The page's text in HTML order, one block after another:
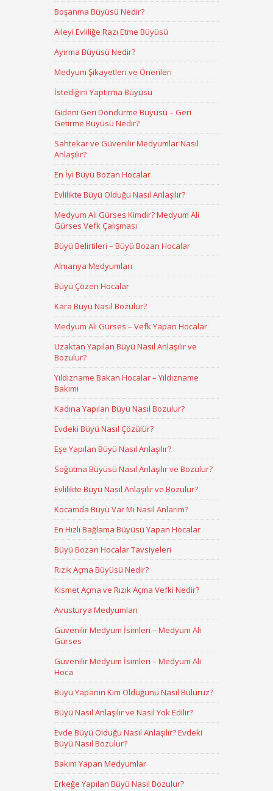
Boşanma Büyüsü Nedir?
Aileyi Evliliğe Razı Etme Büyüsü
Ayırma Büyüsü Nedir?
Medyum Şikayetleri ve Önerileri
İstediğini Yaptırma Büyüsü
Gideni Geri Döndürme Büyüsü – Geri
Getirme Büyüsü Nedir?
Sahtekar ve Güvenilir Medyumlar Nasıl
Anlaşılır?
En İyi Büyü Bozan Hocalar
Evlilikte Büyü Olduğu Nasıl Anlaşılır?
Medyum Ali Gürses Kimdir? Medyum Ali
Gürses Vefk Çalışması
Büyü Belirtileri – Büyü Bozan Hocalar
Almanya Medyumları
Büyü Çözen Hocalar
Kara Büyü Nasıl Bozulur?
Medyum Ali Gürses – Vefk Yapan Hocalar
Uzaktan Yapılan Büyü Nasıl Anlaşılır ve
Bozulur?
Yıldızname Bakan Hocalar – Yıldızname
Bakımı
Kadına Yapılan Büyü Nasıl Bozulur?
Evdeki Büyü Nasıl Çözülür?
Eşe Yapılan Büyü Nasıl Anlaşılır?
Soğutma Büyüsü Nasıl Anlaşılır ve Bozulur?
Evlilikte Büyü Nasıl Anlaşılır ve Bozulur?
Kocamda Büyü Var Mı Nasıl Anlarım?
En Hızlı Bağlama Büyüsü Yapan Hocalar
Büyü Bozan Hocalar Tavsiyeleri
Rızık Açma Büyüsü Nedir?
Kısmet Açma ve Rızık Açma Vefki Nedir?
Avusturya Medyumları
Güvenilir Medyum İsimleri – Medyum Ali
Gürses
Güvenilir Medyum İsimleri – Medyum Ali
Hoca
Büyü Yapanın Kim Olduğunu Nasıl Buluruz?
Büyü Nasıl Anlaşılır ve Nasıl Yok Edilir?
Evde Büyü Olduğu Nasıl Anlaşılır? Evdeki
Büyü Nasıl Bozulur?
Bakım Yapan Medyumlar
Erkeğe Yapılan Büyü Nasıl Bozulur?